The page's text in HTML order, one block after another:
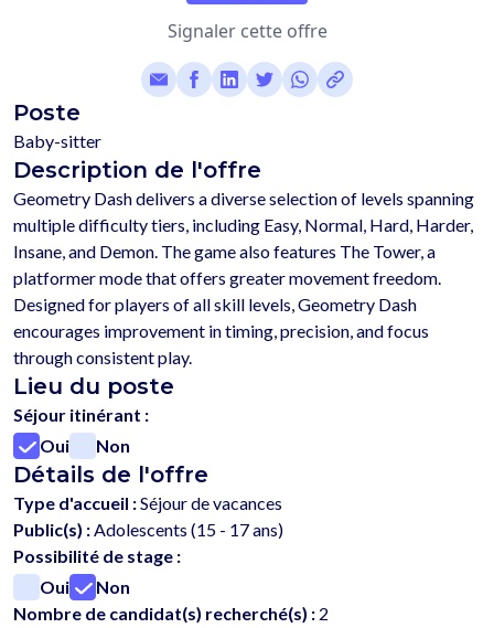
Signaler cette offre
Poste
Baby-sitter
Description de l'offre
Geometry Dash delivers a diverse selection of levels spanning
multiple difficulty tiers, including Easy, Normal, Hard, Harder,
Insane, and Demon. The game also features The Tower, a
platformer mode that offers greater movement freedom.
Designed for players of all skill levels, Geometry Dash
encourages improvement in timing, precision, and focus
Lieu du poste
Séjour itinérant :
Oui
Non
Détails de l'offre
Type d'accueil :Séjour de vacances
Public(s) :Adolescents (15 - 17 ans)
Possibilité de stage :
Oui
Non
Nombre de candidat(s) recherché(s) : 2